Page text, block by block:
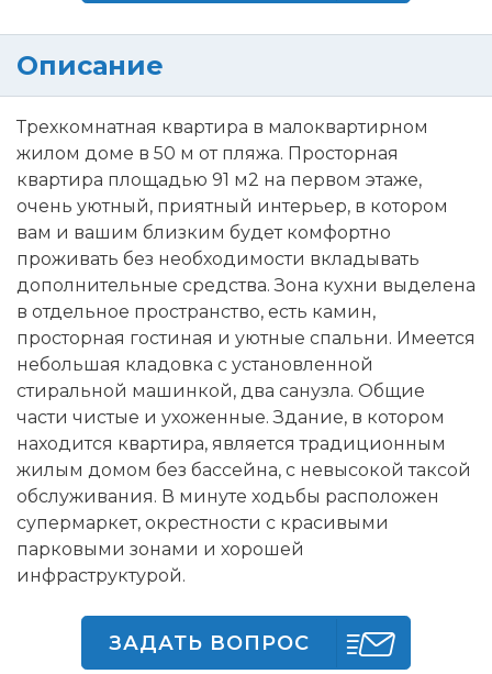
Описание
Трехкомнатная квартира в малоквартирном
жилом доме в 50 м от пляжа. Просторная
квартира площадью 91 м2 на первом этаже,
очень уютный, приятный интерьер, в котором
вам и вашим близким будет комфортно
проживать без необходимости вкладывать
дополнительные средства. Зона кухни выделена
в отдельное пространство, есть камин,
просторная гостиная и уютные спальни. Имеется
небольшая кладовка с установленной
стиральной машинкой, два санузла. Общие
части чистые и ухоженные. Здание, в котором
находится квартира, является традиционным
жилым домом без бассейна, с невысокой таксой
обслуживания. В минуте ходьбы расположен
супермаркет, окрестности с красивыми
парковыми зонами и хорошей
инфраструктурой.
ЗАДАТЬ ВОПРОС